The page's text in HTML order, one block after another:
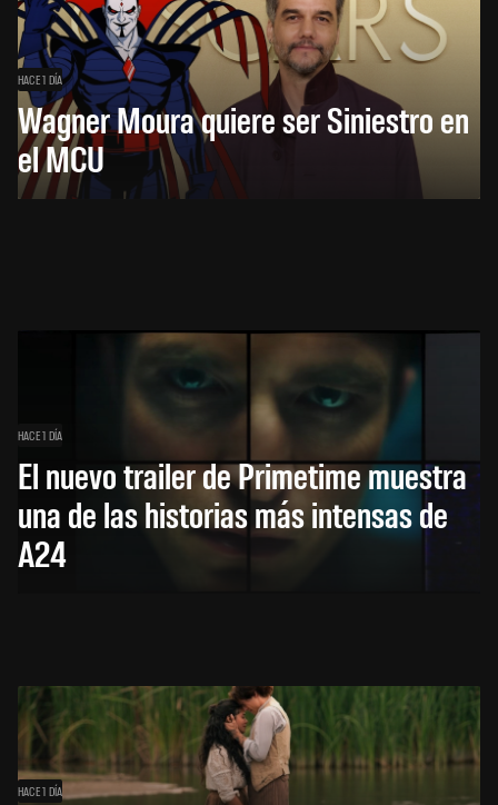
HACE 1 DÍA
Wagner Moura quiere ser Siniestro en
el MCU
HACE 1 DÍA
El nuevo trailer de Primetime muestra
una de las historias más intensas de
A24
HACE 1 DÍA